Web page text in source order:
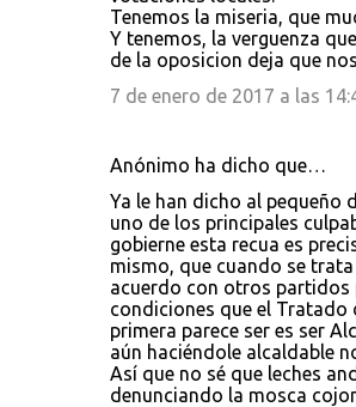
Tenemos la miseria, que
Y tenemos, la verguenza
de la oposicion deja que
7 de enero de 2017 a las
Anónimo ha dicho que…
Ya le han dicho al pequeño
uno de los principales
gobierne esta recua es
mismo, que cuando se
acuerdo con otros partidos
condiciones que el Tratado
primera parece ser es ser
aún haciéndole alcaldable
Así que no sé que leches
denunciando la mosca